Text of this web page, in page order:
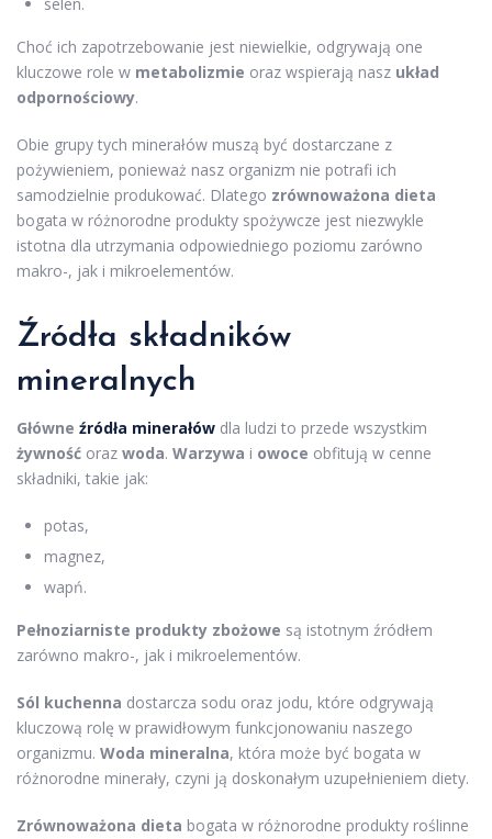
Choć ich zapotrzebowanie jest niewielkie, odgrywają one
kluczowe role w metabolizmie oraz wspierają nasz układ
odpornościowy.
Obie grupy tych minerałów muszą być dostarczane z
pożywieniem, ponieważ nasz organizm nie potrafi ich
samodzielnie produkować. Dlatego zrównoważona dieta
bogata w różnorodne produkty spożywcze jest niezwykle
istotna dla utrzymania odpowiedniego poziomu zarówno
makro-, jak i mikroelementów.
Źródła składników
mineralnych
Główne źródła minerałów dla ludzi to przede wszystkim
żywność oraz woda. Warzywa i owoce obfitują w cenne
składniki, takie jak:
potas,
magnez,
wapń.
Pełnoziarniste produkty zbożowe są istotnym źródłem
zarówno makro-, jak i mikroelementów.
Sól kuchenna dostarcza sodu oraz jodu, które odgrywają
kluczową rolę w prawidłowym funkcjonowaniu naszego
organizmu. Woda mineralna, która może być bogata w
różnorodne minerały, czyni ją doskonałym uzupełnieniem diety.
Zrównoważona dieta bogata w różnorodne produkty roślinne